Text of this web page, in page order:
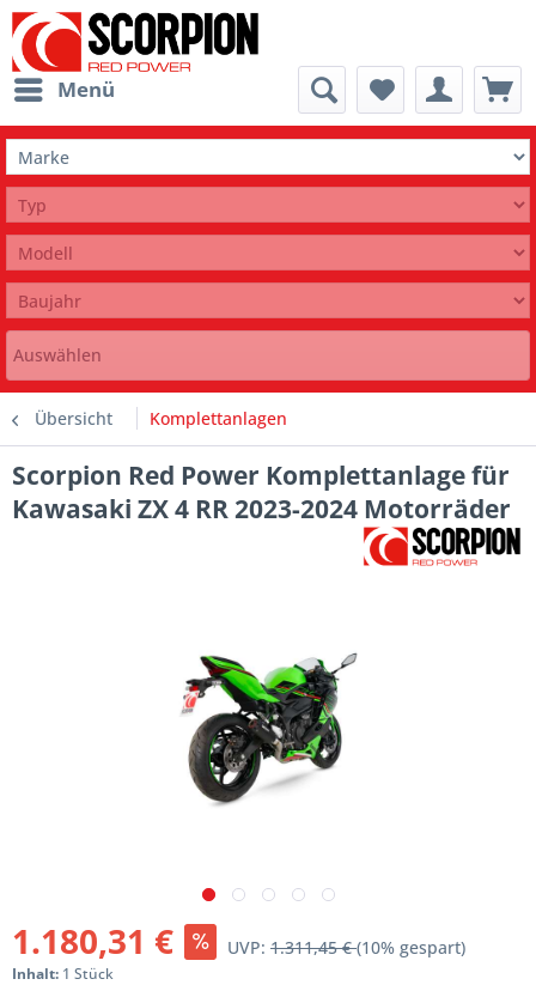
Menü
Auswählen
Übersicht Komplettanlagen
Scorpion Red Power Komplettanlage für
Kawasaki ZX 4 RR 2023-2024 Motorräder
1.180,31 € UVP: 1.311,45 €(10% gespart)
Inhalt: 1 Stück